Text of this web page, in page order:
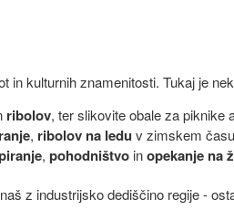
kulturnih znamenitosti. Tukaj je
ribolov, ter slikovite obale za piknike
, ribolov na ledu v zimskem
, pohodništvo inopekanje na
z industrijsko dediščino regije -